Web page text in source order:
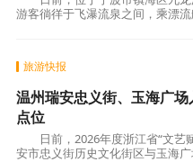
游客徜徉于飞瀑流泉之间，乘漂
旅游快报
温州瑞安忠义街、玉海广
点位
日前，2026年度浙江省“文艺
安市忠义街历史文化街区与玉海